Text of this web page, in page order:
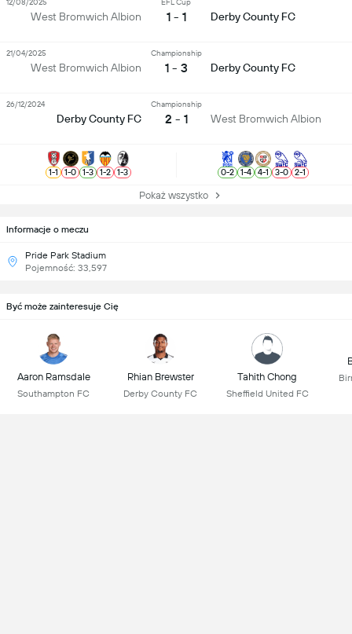
Informacje o meczu
Pride Park Stadium
Pojemność: 33,597
West Bromwich Albion 1 - 1 Derby County FC
West Bromwich Albion
Championship
1 - 3 Derby County FC
21/04/2025
Derby County FC
Championship
2 - 1 West Bromwich Albion
26/12/2024
1-1 1-0 1-3 1-2 1-3 0-2 1-4 4-1 3-0 2-1
Pokaż wszystko
Być może zainteresuje Cię
Aaron Ramsdale
Southampton FC
Rhian Brewster
Derby County FC
Tahith Chong
Sheffield United FC